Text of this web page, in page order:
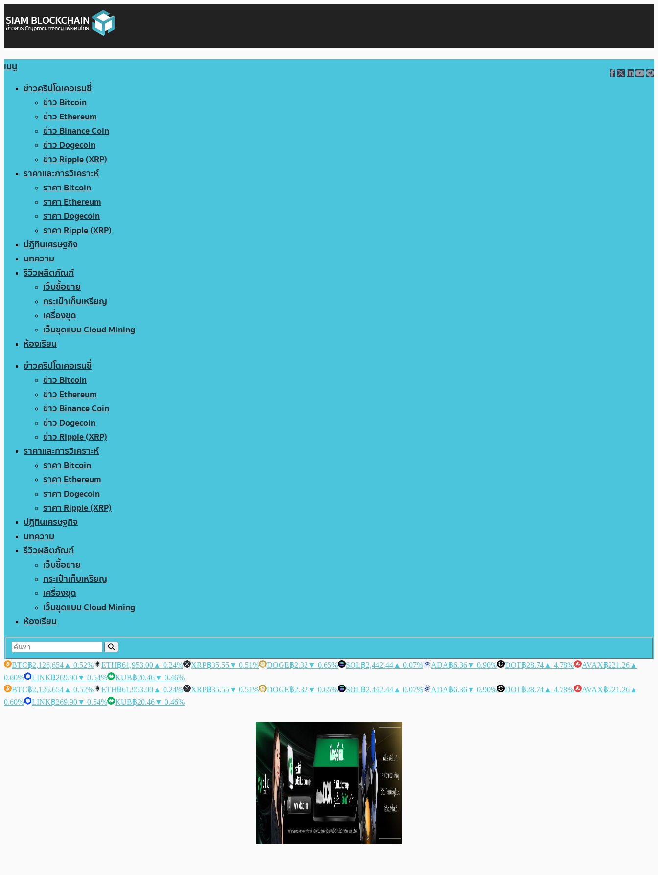
เมนู
ข่าวคริปโตเคอเรนซี่
ข่าว Bitcoin
ข่าว Ethereum
ข่าว Binance Coin
ข่าว Dogecoin
ข่าว Ripple (XRP)
ราคาและการวิเคราะห์
ราคา Bitcoin
ราคา Ethereum
ราคา Dogecoin
ราคา Ripple (XRP)
ปฏิทินเศรษฐกิจ
บทความ
รีวิวผลิตภัณฑ์
เว็บซื้อขาย
กระเป๋าเก็บเหรียญ
เครื่องขุด
เว็บขุดแบบ Cloud Mining
ห้องเรียน
ข่าวคริปโตเคอเรนซี่
ข่าว Bitcoin
ข่าว Ethereum
ข่าว Binance Coin
ข่าว Dogecoin
ข่าว Ripple (XRP)
ราคาและการวิเคราะห์
ราคา Bitcoin
ราคา Ethereum
ราคา Dogecoin
ราคา Ripple (XRP)
ปฏิทินเศรษฐกิจ
บทความ
รีวิวผลิตภัณฑ์
เว็บซื้อขาย
กระเป๋าเก็บเหรียญ
เครื่องขุด
เว็บขุดแบบ Cloud Mining
ห้องเรียน
BTC฿2,126,654 ▲ 0.52% ETH฿61,953.00 ▲ 0.24% XRP฿35.55▼ 0.51% DOGE฿2.32 ▼ 0.65% SOL฿2,442.44 ▲ 0.07% ADA฿6.36▼ 0.90% DOT฿28.74 ▲ 4.78% AVAX฿221.26 ▲
0.60%
LINK฿269.90▼ 0.54% KUB฿20.46▼ 0.46%
BTC฿2,126,654 ▲ 0.52% ETH฿61,953.00 ▲ 0.24% XRP฿35.55▼ 0.51% DOGE฿2.32 ▼ 0.65% SOL฿2,442.44 ▲ 0.07% ADA฿6.36▼ 0.90% DOT฿28.74 ▲ 4.78% AVAX฿221.26 ▲
0.60%
LINK฿269.90▼ 0.54% KUB฿20.46▼ 0.46%